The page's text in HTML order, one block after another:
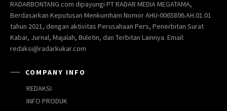
RADARBONTANG.com dipayungi PT RADAR MEDIA MEGATAMA,
Berdasarkan Keputusan Menkumham Nomor AHU-0065806.AH.01.01
tahun 2021, dengan aktivitas Perusahaan Pers, Penerbitan Surat
Kabar, Jurnal, Majalah, Buletin, dan Terbitan Lainnya. Email:
redaksi@radarkukar.com
COMPANY INFO
REDAKSI
INFO PRODUK